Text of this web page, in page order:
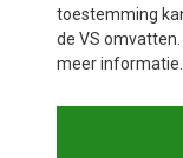
toestemming
de VS
meer informatie.